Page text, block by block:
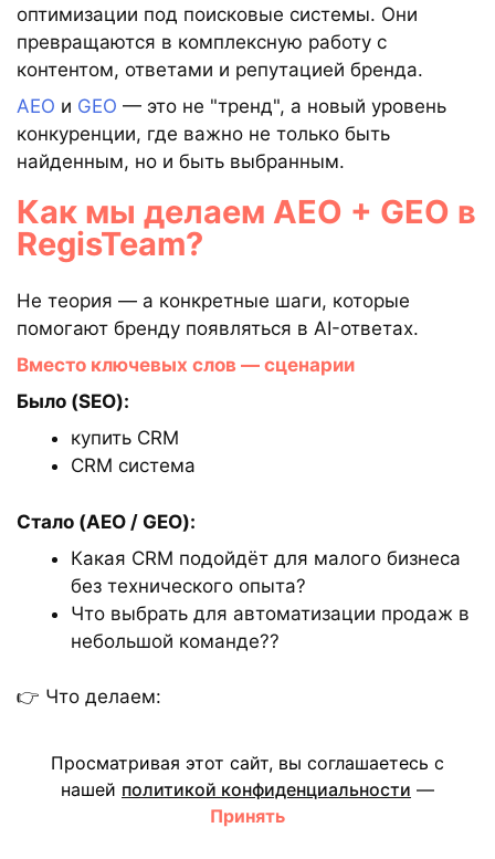
оптимизации под поисковые системы. Они
превращаются в комплексную работу с
контентом, ответами и репутацией бренда.
AEO и GEO — это не "тренд", а новый уровень
конкуренции, где важно не только быть
найденным, но и быть выбранным.
Как мы делаем AEO + GEO в
RegisTeam?
Не теория — а конкретные шаги, которые
помогают бренду появляться в AI-ответах.
Вместо ключевых слов — сценарии
Было (SEO):
купить CRM
CRM система
Стало (AEO / GEO):
Какая CRM подойдёт для малого бизнеса
без технического опыта?
Что выбрать для автоматизации продаж в
небольшой команде??
👉 Что делаем:
вопросов;
добавляем контекст (кто, для чего, с какой
Просматривая этот сайт, вы соглашаетесь с
нашей политикой конфиденциальности —
Принять